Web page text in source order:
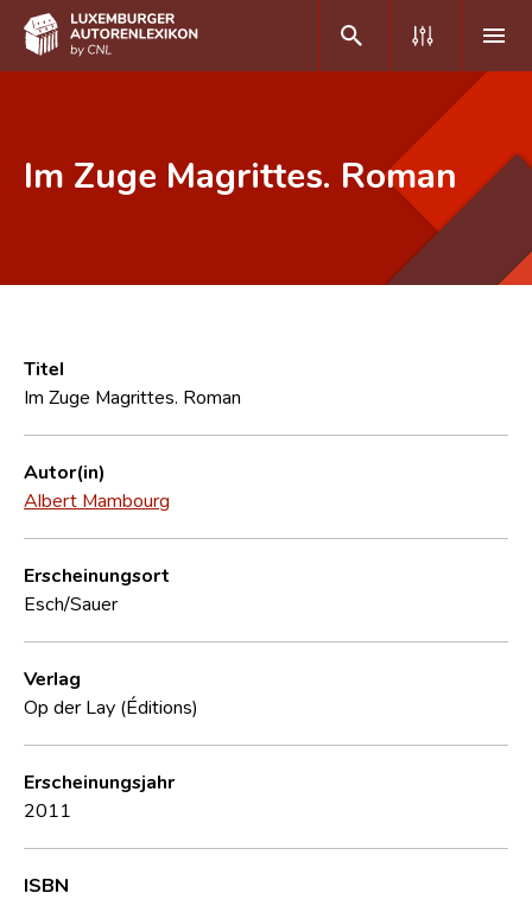
Häufige Fragen und Antworten
CNL
Forschungsgruppe
Kontakt
Im Zuge Magrittes. Roman
Titel
Im Zuge Magrittes. Roman
Autor(in)
Albert Mambourg
Erscheinungsort
Esch/Sauer
Verlag
Op der Lay (Éditions)
Erscheinungsjahr
2011
ISBN